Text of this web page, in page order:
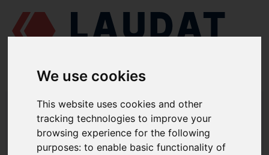
We use cookies
This website uses cookies and other
tracking technologies to improve your
browsing experience for the following
purposes:to enable basic functionality of
LAUDAT SUPPLY/MOTORES MARINOS/ SKL NVD 26 A3
LAUDAT SUPPLY